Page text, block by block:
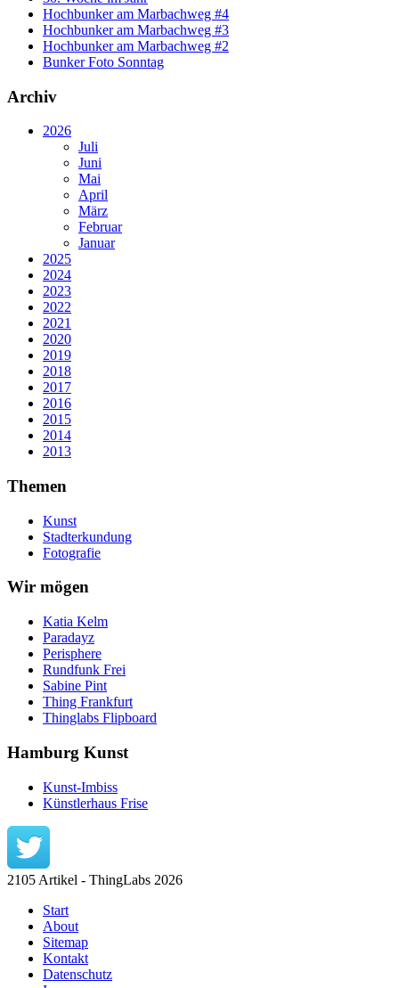
Hochbunker am Marbachweg #4
Hochbunker am Marbachweg #3
Hochbunker am Marbachweg #2
Bunker Foto Sonntag
Archiv
2026
Juli
Juni
Mai
April
März
Februar
Januar
2025
2024
2023
2022
2021
2020
2019
2018
2017
2016
2015
2014
2013
Themen
Kunst
Stadterkundung
Fotografie
Wir mögen
Katia Kelm
Paradayz
Perisphere
Rundfunk Frei
Sabine Pint
Thing Frankfurt
Thinglabs Flipboard
Hamburg Kunst
Kunst-Imbiss
Künstlerhaus Frise
2105 Artikel - ThingLabs 2026
Start
About
Sitemap
Kontakt
Datenschutz